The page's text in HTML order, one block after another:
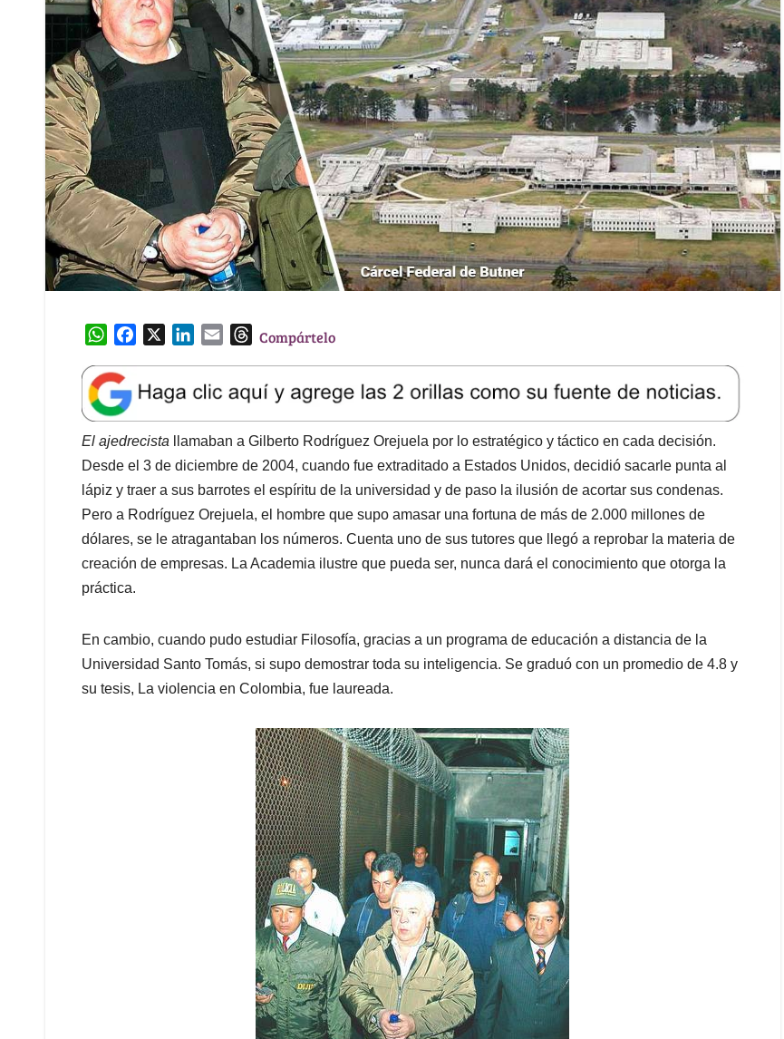
W
a
t
s
A
p
p
e
b
o
o
k
k
e
d
I
n
l
T
e
a
d
s
Compártelo
El ajedrecista llamaban a Gilberto Rodríguez Orejuela por lo estratégico y táctico en cada decisión.
Desde el 3 de diciembre de 2004, cuando fue extraditado a Estados Unidos, decidió sacarle punta al
lápiz y traer a sus barrotes el espíritu de la universidad y de paso la ilusión de acortar sus condenas.
Pero a Rodríguez Orejuela, el hombre que supo amasar una fortuna de más de 2.000 millones de
dólares, se le atragantaban los números. Cuenta uno de sus tutores que llegó a reprobar la materia de
creación de empresas. La Academia ilustre que pueda ser, nunca dará el conocimiento que otorga la
práctica.
En cambio, cuando pudo estudiar Filosofía, gracias a un programa de educación a distancia de la
Universidad Santo Tomás, si supo demostrar toda su inteligencia. Se graduó con un promedio de 4.8 y
su tesis, La violencia en Colombia, fue laureada.